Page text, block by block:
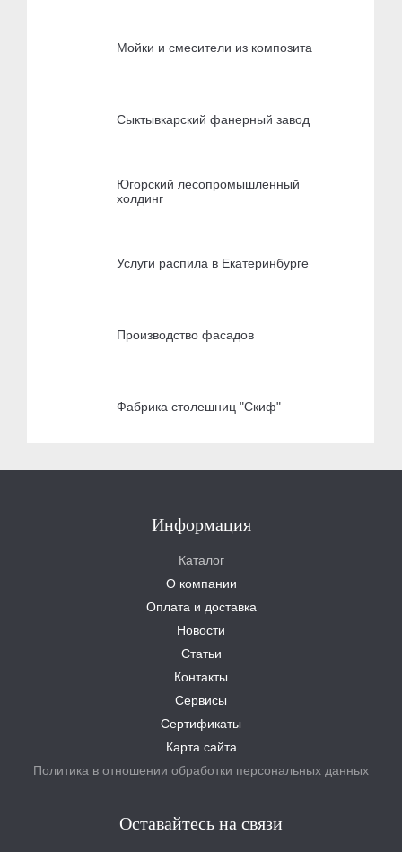
Мойки и смесители из композита
Сыктывкарский фанерный завод
Югорский лесопромышленный
холдинг
Услуги распила в Екатеринбурге
Производство фасадов
Фабрика столешниц "Скиф"
Информация
Каталог
О компании
Оплата и доставка
Новости
Статьи
Контакты
Сервисы
Сертификаты
Карта сайта
Политика в отношении обработки персональных данных
Оставайтесь на связи